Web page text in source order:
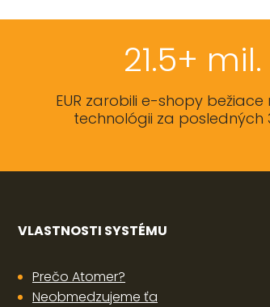
21.5+ mil.
EUR zarobili e-shopy bežiace
technológii za posledných
VLASTNOSTI SYSTÉMU
Prečo Atomer?
Neobmedzujeme ťa